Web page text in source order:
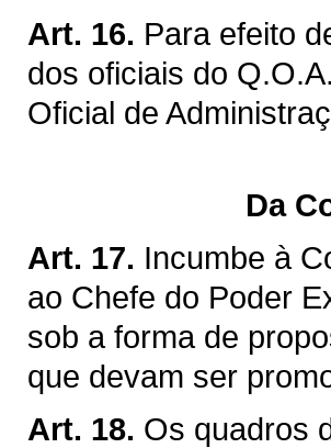
Art. 16. Para efeito
dos oficiais do
Oficial de
Da
Art. 17. Incumbe à
ao Chefe do Poder
sob a forma de
que devam ser
Art. 18. Os quadros